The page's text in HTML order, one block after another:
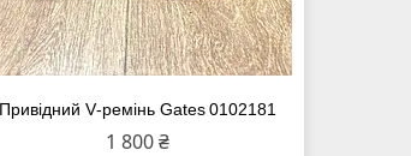
Привідний V‑ремінь Gates 0102181
1 800 ₴